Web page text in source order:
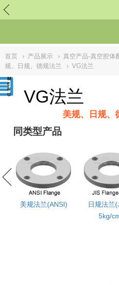
// replaced by scott on 2026/7/20
Implementation Of Subresource
首页 › 产品展示 › 真空产品-真空腔体
规、日规、德规法兰
› VG法兰
VG法兰
美规、日规、
同类型产品
美规法兰(ANSI)
日规法兰
5kg/